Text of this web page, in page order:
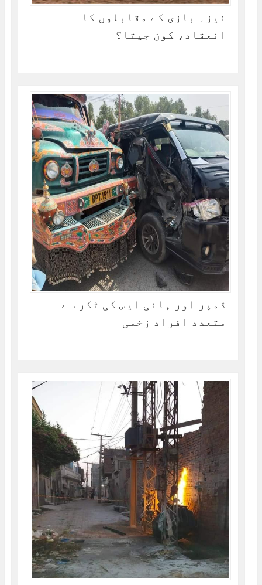
نیزہ بازی کے مقابلوں کا
انعقاد، کون جیتا؟
ڈمپر اور ہائی ایس کی ٹکر سے
متعدد افراد زخمی